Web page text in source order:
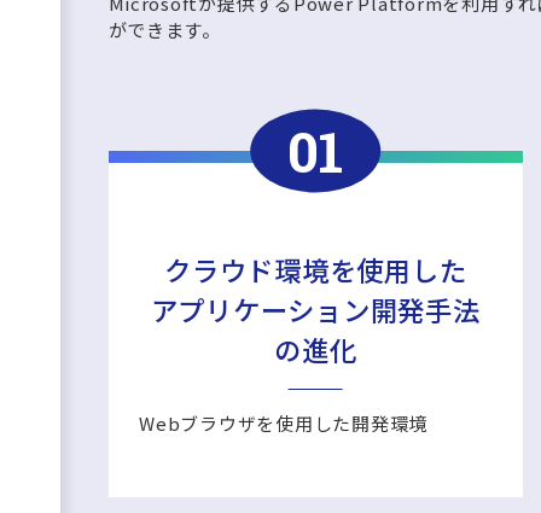
ができます。
クラウド環境を使用した
アプリケーション開発手法
の進化
Webブラウザを使用した開発環境